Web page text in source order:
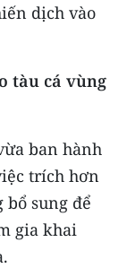
dịch vào
tàu cá vùng
ban hành
trích hơn
sung để
gia khai